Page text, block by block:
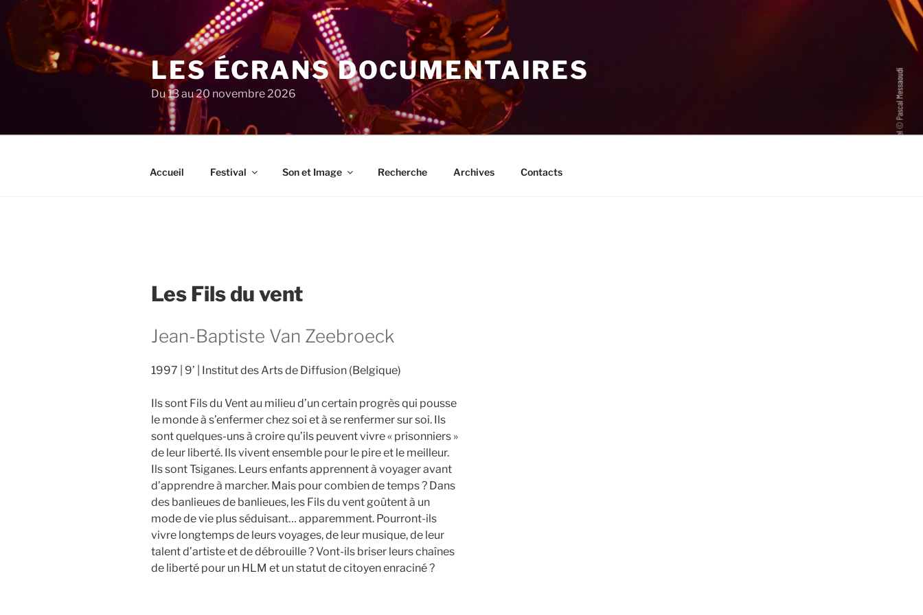
au
contenu
principal
LES ÉCRANS DOCUMENTAIRES
Du 13 au 20 novembre 2026
Accueil Festival Son et Image Recherche Archives Contacts
Les Fils du vent
Jean-Baptiste Van Zeebroeck
1997 9’ Institut des Arts de Diffusion (Belgique)
Ils sont Fils du Vent au milieu d’un certain progrès qui pousse
le monde à s’enfermer chez soi et à se renfermer sur soi. Ils
sont quelques-uns à croire qu’ils peuvent vivre « prisonniers »
de leur liberté. Ils vivent ensemble pour le pire et le meilleur.
Ils sont Tsiganes. Leurs enfants apprennent à voyager avant
d’apprendre à marcher. Mais pour combien de temps ? Dans
des banlieues de banlieues, les Fils du vent goûtent à un
mode de vie plus séduisant… apparemment. Pourront-ils
vivre longtemps de leurs voyages, de leur musique, de leur
talent d’artiste et de débrouille ? Vont-ils briser leurs chaînes
de liberté pour un HLM et un statut de citoyen enraciné ?